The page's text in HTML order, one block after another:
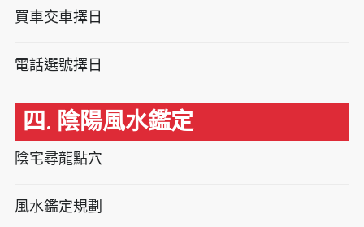
買車交車擇日
電話選號擇日
四. 陰陽風水鑑定
陰宅尋龍點穴
風水鑑定規劃